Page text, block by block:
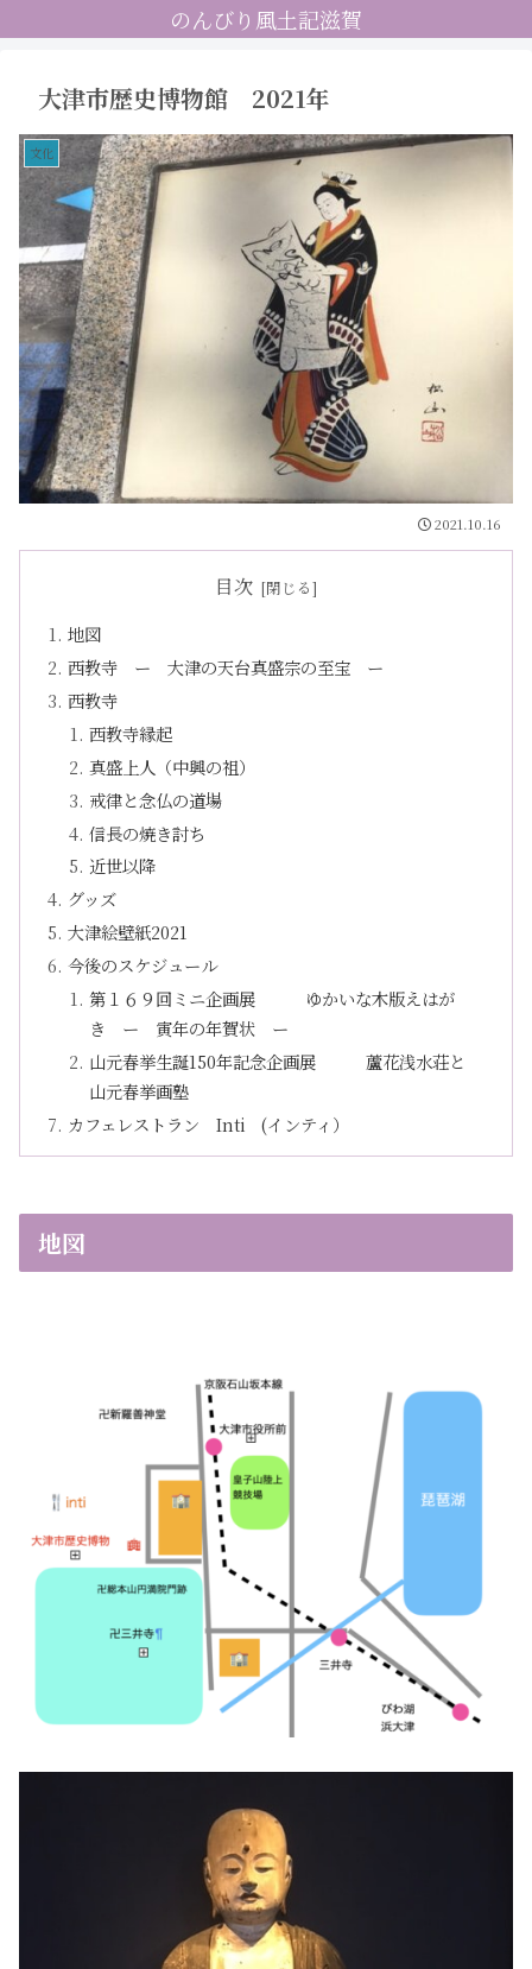
のんびり風土記滋賀
大津市歴史博物館 2021年
文化
2021.10.16
目次
地図
西教寺 ー 大津の天台真盛宗の至宝 ー
西教寺
西教寺縁起
真盛上人（中興の祖）
戒律と念仏の道場
信長の焼き討ち
近世以降
グッズ
大津絵壁紙2021
今後のスケジュール
第１６９回ミニ企画展 ゆかいな木版えはが
き ー 寅年の年賀状 ー
山元春挙生誕150年記念企画展 蘆花浅水荘と
山元春挙画塾
カフェレストラン Inti (インティ）
地図